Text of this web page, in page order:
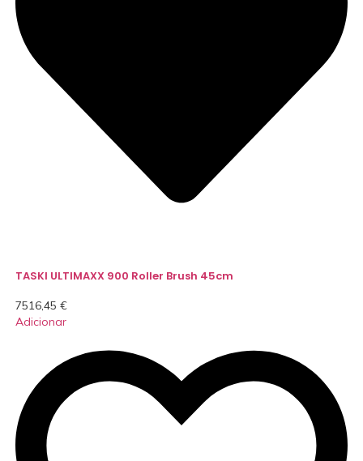
TASKI ULTIMAXX 900 Roller Brush 45cm
7516,45 €
Adicionar